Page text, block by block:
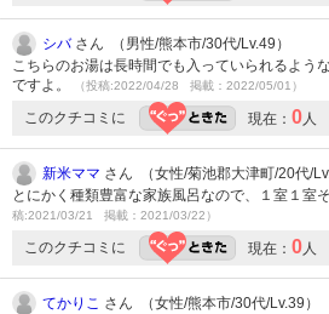
シバさん （男性/熊本市/30代/Lv.49）
こちらのお湯は長時間でも入っていられるよう
ですよ。
（投稿:2022/04/28 掲載：2022/05/01）
このクチコミに 現在： 0人
新米ママ さん （女性/菊池郡大津町/20代/
とにかく種類豊富な家族風呂なので、１室１室
稿:2021/03/21 掲載：2021/03/22）
このクチコミに 現在： 0人
てかりこ さん （女性/熊本市/30代/Lv.39）